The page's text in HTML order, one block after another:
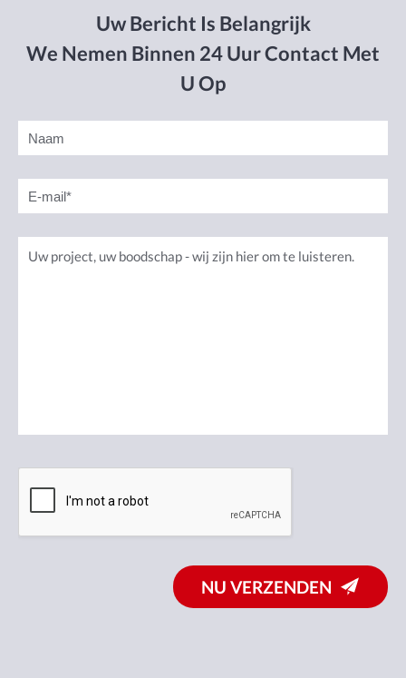
Uw Bericht Is Belangrijk
We Nemen Binnen 24 Uur Contact Met
U Op
NU VERZENDEN